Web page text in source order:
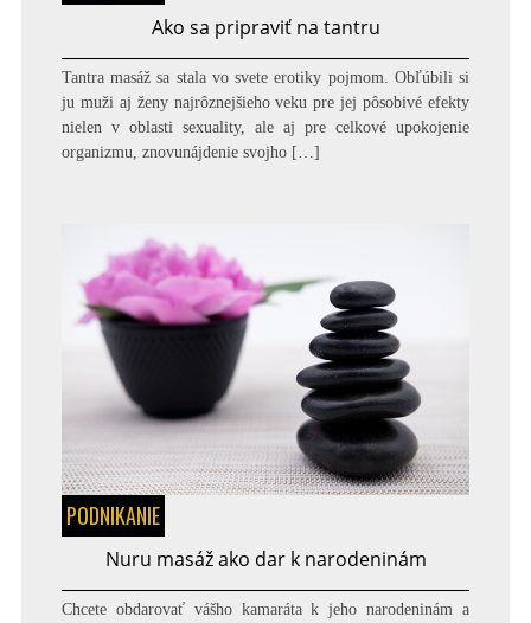
Ako sa pripraviť na tantru
Tantra masáž sa stala vo svete erotiky pojmom. Obľúbili si
ju muži aj ženy najrôznejšieho veku pre jej pôsobivé efekty
nielen v oblasti sexuality, ale aj pre celkové upokojenie
organizmu, znovunájdenie svojho […]
PODNIKANIE
Nuru masáž ako dar k narodeninám
Chcete obdarovať vášho kamaráta k jeho narodeninám a